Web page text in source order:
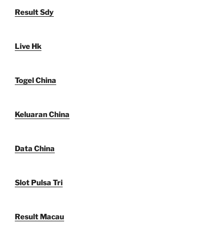
Result Sdy
Live Hk
Togel China
Keluaran China
Data China
Slot Pulsa Tri
Result Macau